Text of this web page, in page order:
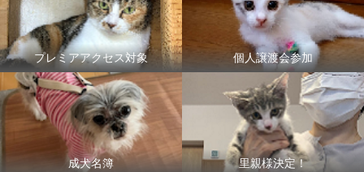
プレミアアクセス対象 個人譲渡会参加
成犬名簿 里親様決定！